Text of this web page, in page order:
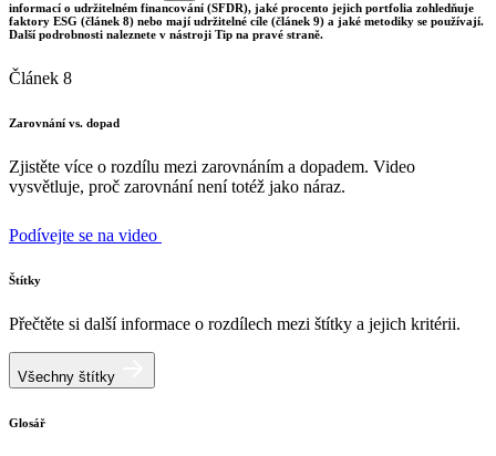
informací o udržitelném financování (SFDR), jaké procento jejich portfolia zohledňuje
faktory ESG (článek 8) nebo mají udržitelné cíle (článek 9) a jaké metodiky se používají.
Další podrobnosti naleznete v nástroji Tip na pravé straně.
Článek 8
Zarovnání vs. dopad
Zjistěte více o rozdílu mezi zarovnáním a dopadem. Video
vysvětluje, proč zarovnání není totéž jako náraz.
Podívejte se na video
Štítky
Přečtěte si další informace o rozdílech mezi štítky a jejich kritérii.
Všechny štítky
Glosář